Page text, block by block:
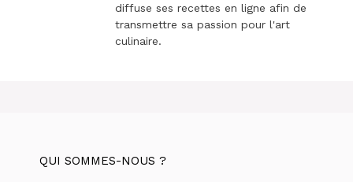
diffuse ses recettes en ligne afin de
transmettre sa passion pour l'art
culinaire.
QUI SOMMES-NOUS ?